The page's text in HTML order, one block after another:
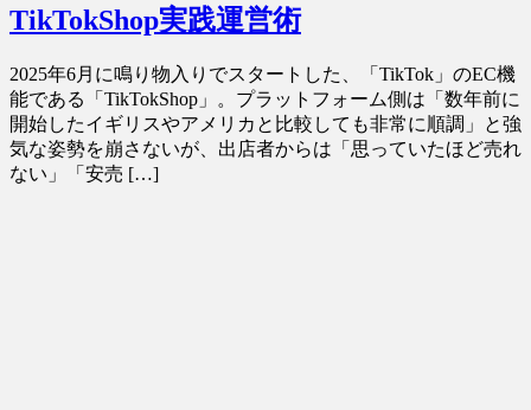
TikTokShop実践運営術
2025年6月に鳴り物入りでスタートした、「TikTok」のEC機
能である「TikTokShop」。プラットフォーム側は「数年前に
開始したイギリスやアメリカと比較しても非常に順調」と強
気な姿勢を崩さないが、出店者からは「思っていたほど売れ
ない」「安売 […]